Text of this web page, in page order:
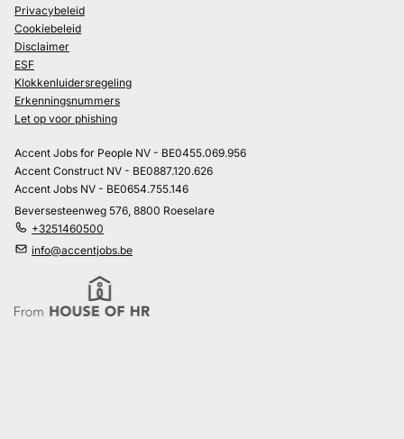
Privacybeleid
Cookiebeleid
Disclaimer
ESF
Klokkenluidersregeling
Erkenningsnummers
Let op voor phishing
Accent Jobs for People NV - BE0455.069.956
Accent Construct NV - BE0887.120.626
Accent Jobs NV - BE0654.755.146
Beversesteenweg 576, 8800 Roeselare
+3251460500
info@accentjobs.be